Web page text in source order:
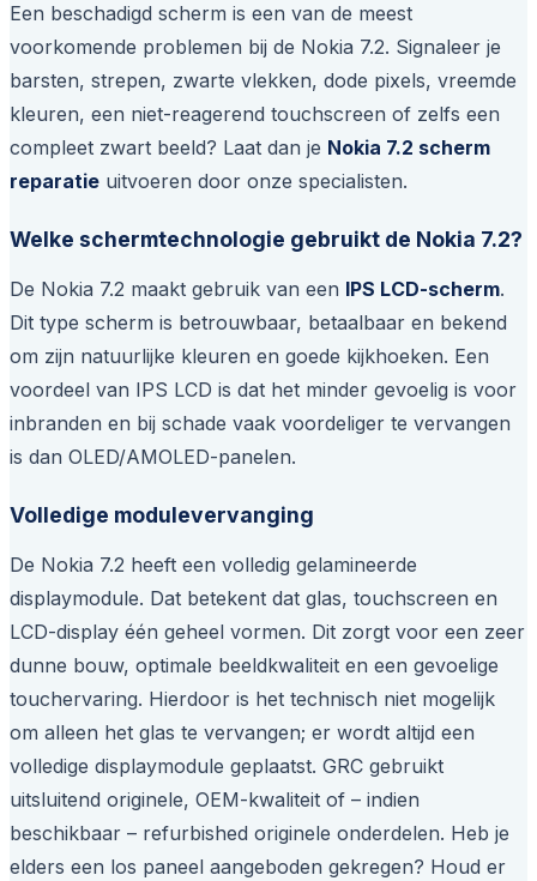
Een beschadigd scherm is een van de meest
voorkomende problemen bij de Nokia 7.2. Signaleer je
barsten, strepen, zwarte vlekken, dode pixels, vreemde
kleuren, een niet-reagerend touchscreen of zelfs een
compleet zwart beeld? Laat dan je Nokia 7.2 scherm
reparatie uitvoeren door onze specialisten.
Welke schermtechnologie gebruikt de Nokia 7.2?
De Nokia 7.2 maakt gebruik van een IPS LCD-scherm.
Dit type scherm is betrouwbaar, betaalbaar en bekend
om zijn natuurlijke kleuren en goede kijkhoeken. Een
voordeel van IPS LCD is dat het minder gevoelig is voor
inbranden en bij schade vaak voordeliger te vervangen
is dan OLED/AMOLED-panelen.
Volledige modulevervanging
De Nokia 7.2 heeft een volledig gelamineerde
displaymodule. Dat betekent dat glas, touchscreen en
LCD-display één geheel vormen. Dit zorgt voor een zeer
dunne bouw, optimale beeldkwaliteit en een gevoelige
touchervaring. Hierdoor is het technisch niet mogelijk
om alleen het glas te vervangen; er wordt altijd een
volledige displaymodule geplaatst. GRC gebruikt
uitsluitend originele, OEM-kwaliteit of – indien
beschikbaar – refurbished originele onderdelen. Heb je
elders een los paneel aangeboden gekregen? Houd er